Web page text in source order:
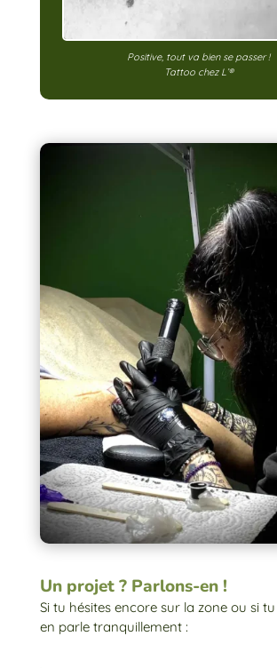
Positive, tout va bien se passer !
Tattoo chez L’®
Un projet ? Parlons-en !
Si tu hésites encore sur la zone ou si tu
en parle tranquillement :